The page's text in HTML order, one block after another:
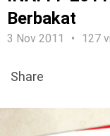
Berbakat
3 Nov 2011 127
Share